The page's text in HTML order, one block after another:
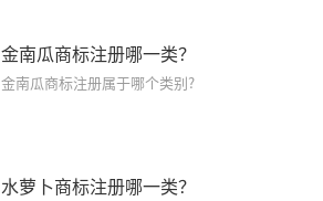
金南瓜商标注册哪一类？
金南瓜商标注册属于哪个类别?
水萝卜商标注册哪一类？